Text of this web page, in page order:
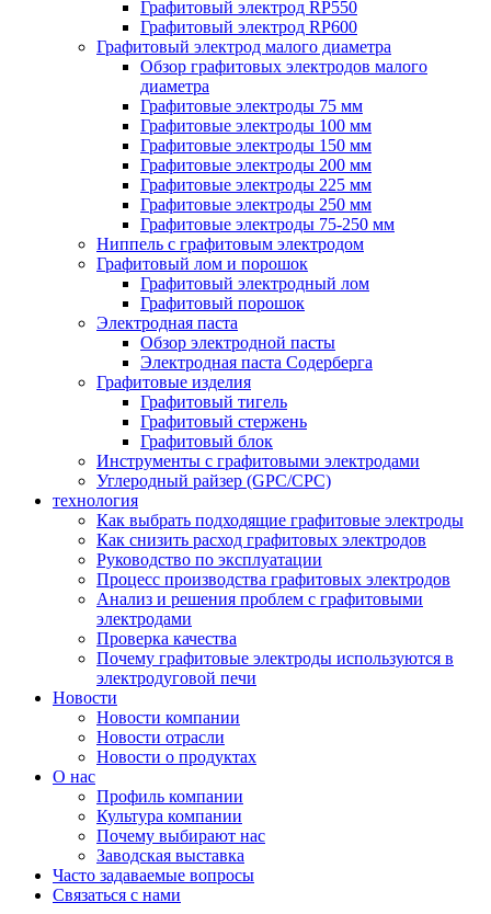
Графитовый электрод RP550
Графитовый электрод RP600
Графитовый электрод малого диаметра
Обзор графитовых электродов малого
диаметра
Графитовые электроды 75 мм
Графитовые электроды 100 мм
Графитовые электроды 150 мм
Графитовые электроды 200 мм
Графитовые электроды 225 мм
Графитовые электроды 250 мм
Графитовые электроды 75-250 мм
Ниппель с графитовым электродом
Графитовый лом и порошок
Графитовый электродный лом
Графитовый порошок
Электродная паста
Обзор электродной пасты
Электродная паста Содерберга
Графитовые изделия
Графитовый тигель
Графитовый стержень
Графитовый блок
Инструменты с графитовыми электродами
Углеродный райзер (GPC/CPC)
технология
Как выбрать подходящие графитовые электроды
Как снизить расход графитовых электродов
Руководство по эксплуатации
Процесс производства графитовых электродов
Анализ и решения проблем с графитовыми
электродами
Проверка качества
Почему графитовые электроды используются в
электродуговой печи
Новости
Новости компании
Новости отрасли
Новости о продуктах
О нас
Профиль компании
Культура компании
Почему выбирают нас
Заводская выставка
Часто задаваемые вопросы
Связаться с нами